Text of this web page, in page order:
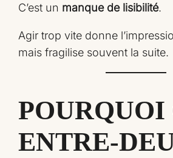
C’est un manque de lisibilité.
Agir trop vite donne
mais fragilise souvent la suite.
POURQUOI